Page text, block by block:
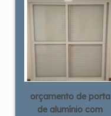
orçamento de porta
de alumínio com